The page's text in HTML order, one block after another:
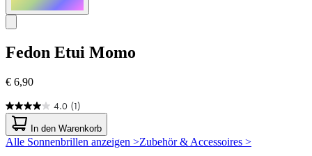
Fedon Etui Momo
€ 6,90
4.0 (1)
4.0
von
5
Sternen.
In den Warenkorb
Alle Sonnenbrillen anzeigen >Zubehör & Accessoires >